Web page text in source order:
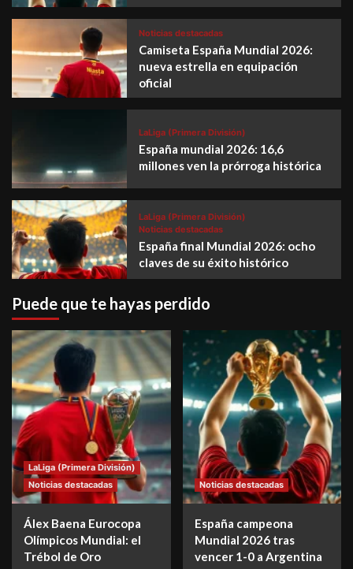
Noticias destacadas
Camiseta España Mundial 2026:
nueva estrella en equipación
oficial
LaLiga (Primera División)
España mundial 2026: 16,6
millones ven la prórroga histórica
LaLiga (Primera División)
Noticias destacadas
España final Mundial 2026: ocho
claves de su éxito histórico
Puede que te hayas perdido
LaLiga (Primera División)
Noticias destacadas
Álex Baena Eurocopa
Olímpicos Mundial: el
Trébol de Oro
Noticias destacadas
España campeona
Mundial 2026 tras
vencer 1-0 a Argentina